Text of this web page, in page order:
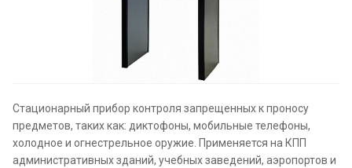
Стационарный прибор контроля запрещенных к проносу
предметов, таких как: диктофоны, мобильные телефоны,
холодное и огнестрельное оружие. Применяется на КПП
административных зданий, учебных заведений, аэропортов и